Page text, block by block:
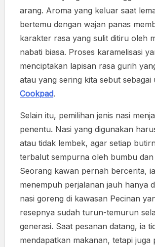
arang. Aroma yang keluar saat
bertemu dengan wajan panas
karakter rasa yang sulit ditiru oleh
nabati biasa. Proses karamelisasi
menciptakan lapisan rasa gurih
atau yang sering kita sebut sebagai
Cookpad.
Selain itu, pemilihan jenis nasi
penentu. Nasi yang digunakan
atau tidak lembek, agar setiap
terbalut sempurna oleh bumbu dan
Seorang kawan pernah bercerita,
menempuh perjalanan jauh hanya
nasi goreng di kawasan Pecinan
resepnya sudah turun-temurun
generasi. Saat pesanan datang, ia
mendapatkan makanan, tetapi juga